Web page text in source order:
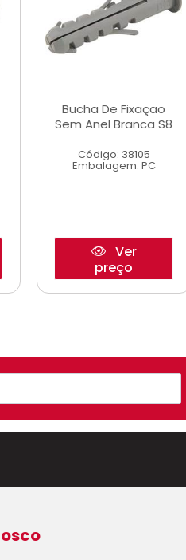
Bucha De Fixaçao
Sem Anel Branca S8
Código: 38105
Embalagem: PC
Ver
preço